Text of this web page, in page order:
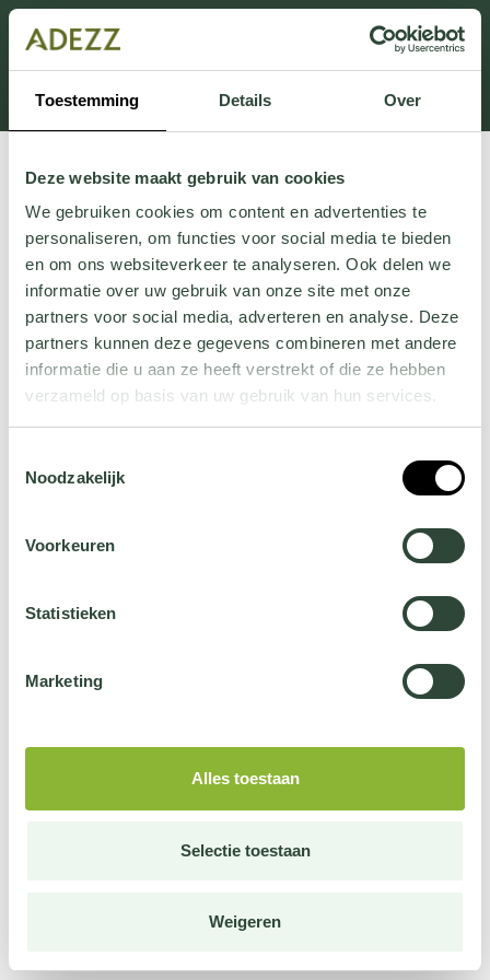
Toestemming Details Over
Deze website maakt gebruik van cookies
We gebruiken cookies om content en advertenties te
personaliseren, om functies voor social media te bieden
en om ons websiteverkeer te analyseren. Ook delen we
informatie over uw gebruik van onze site met onze
partners voor social media, adverteren en analyse. Deze
partners kunnen deze gegevens combineren met andere
informatie die u aan ze heeft verstrekt of die ze hebben
verzameld op basis van uw gebruik van hun services.
jehier.
Noodzakelijk
Voorkeuren
Statistieken
Marketing
Alles toestaan
Selectie toestaan
Weigeren
Dit onderdeel is momenteel in onderhoud.
Als je informatie mist kun je ons bellen +31 413 274
168 of mailen
Customersupport@adezz.com.